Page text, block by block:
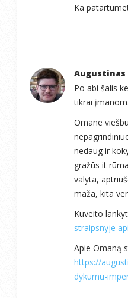
Ka
Po abi šalis
tikrai
Omane
nedaug ir
gražūs it
valyta,
maža, kita
Kuveito
straipsnyje
Apie Omaną
https://
dykumu-